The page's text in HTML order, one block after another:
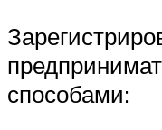
способами: